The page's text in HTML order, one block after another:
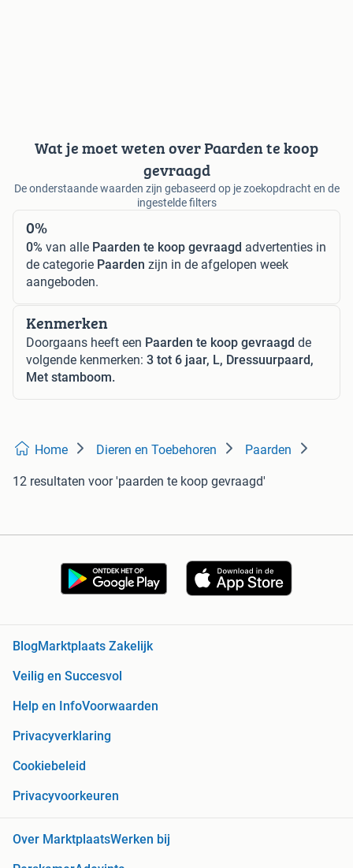
Wat je moet weten over Paarden te koop
gevraagd
De onderstaande waarden zijn gebaseerd op je zoekopdracht en de
ingestelde filters
0%
0% van alle Paarden te koop gevraagd advertenties in
de categorie Paarden zijn in de afgelopen week
aangeboden.
Kenmerken
Doorgaans heeft een Paarden te koop gevraagd de
volgende kenmerken: 3 tot 6 jaar, L, Dressuurpaard,
Met stamboom.
Home Dieren en Toebehoren Paarden
12 resultaten voor 'paarden te koop gevraagd'
Blog Marktplaats Zakelijk
Veilig en Succesvol
Help en InfoVoorwaarden
Privacyverklaring
Cookiebeleid
Privacyvoorkeuren
Over MarktplaatsWerken bij